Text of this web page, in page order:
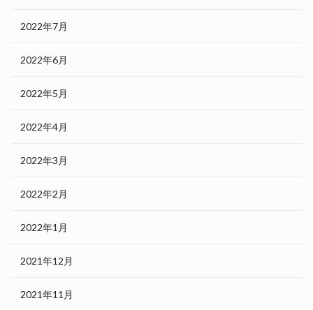
2022年7月
2022年6月
2022年5月
2022年4月
2022年3月
2022年2月
2022年1月
2021年12月
2021年11月